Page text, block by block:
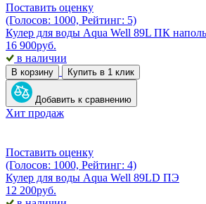
Поставить оценку
(Голосов: 1000, Рейтинг: 5)
Кулер для воды Aqua Well 89L ПК
16 900руб.
в наличии
В корзину Купить в 1 клик
Добавить к сравнению
Хит продаж
Поставить оценку
(Голосов: 1000, Рейтинг: 4)
Кулер для воды Aqua Well 89LD ПЭ
12 200руб.